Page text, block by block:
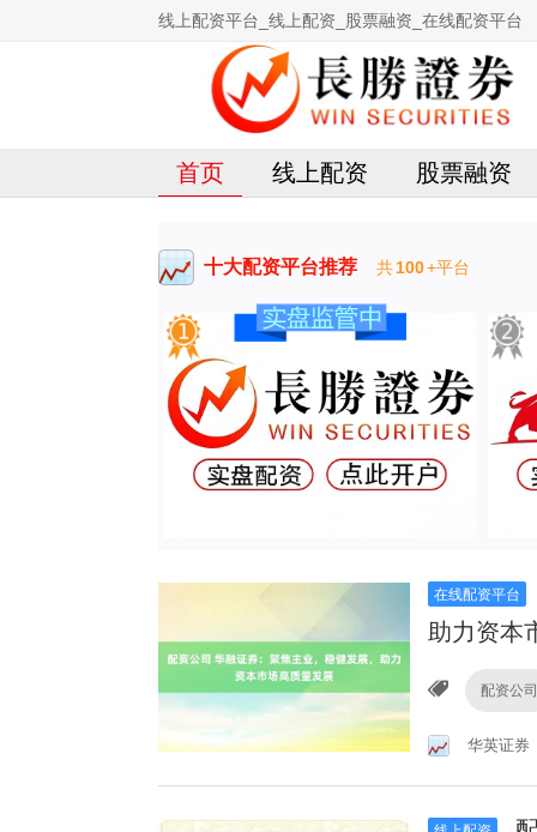
线上配资平台_线上配资_股票融资_在线配资平台
首页 线上配资 股票融资
十大配资平台推荐 共100+平台
在线配资平台
助力资本
配资公司
华英证券